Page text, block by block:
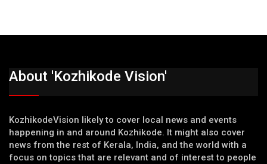
About 'Kozhikode Vision'
KozhikodeVision likely to cover local news and events
happening in and around Kozhikode. It might also cover
news from the rest of Kerala, India, and the world with a
focus on topics that are relevant and of interest to people